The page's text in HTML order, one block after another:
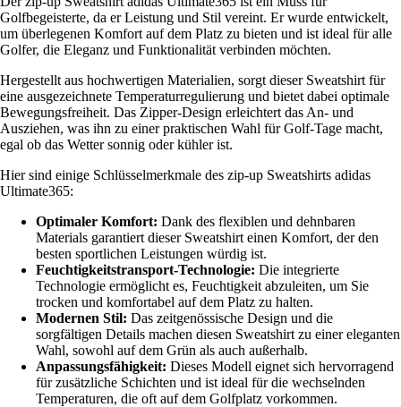
Golfbegeisterte, da er Leistung und Stil vereint. Er wurde entwickelt,
um überlegenen Komfort auf dem Platz zu bieten und ist ideal für alle
Golfer, die Eleganz und Funktionalität verbinden möchten.
Hergestellt aus hochwertigen Materialien, sorgt dieser Sweatshirt für
eine ausgezeichnete Temperaturregulierung und bietet dabei optimale
Bewegungsfreiheit. Das Zipper-Design erleichtert das An- und
Ausziehen, was ihn zu einer praktischen Wahl für Golf-Tage macht,
egal ob das Wetter sonnig oder kühler ist.
Hier sind einige Schlüsselmerkmale des zip-up Sweatshirts adidas
Ultimate365:
Optimaler Komfort: Dank des flexiblen und dehnbaren
Materials garantiert dieser Sweatshirt einen Komfort, der den
besten sportlichen Leistungen würdig ist.
Feuchtigkeitstransport-Technologie: Die integrierte
Technologie ermöglicht es, Feuchtigkeit abzuleiten, um Sie
trocken und komfortabel auf dem Platz zu halten.
Modernen Stil: Das zeitgenössische Design und die
sorgfältigen Details machen diesen Sweatshirt zu einer eleganten
Wahl, sowohl auf dem Grün als auch außerhalb.
Anpassungsfähigkeit: Dieses Modell eignet sich hervorragend
für zusätzliche Schichten und ist ideal für die wechselnden
Temperaturen, die oft auf dem Golfplatz vorkommen.